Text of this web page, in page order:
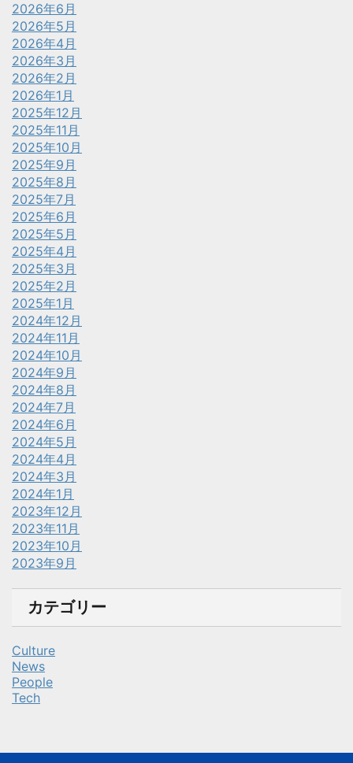
2026年6月
2026年5月
2026年4月
2026年3月
2026年2月
2026年1月
2025年12月
2025年11月
2025年10月
2025年9月
2025年8月
2025年7月
2025年6月
2025年5月
2025年4月
2025年3月
2025年2月
2025年1月
2024年12月
2024年11月
2024年10月
2024年9月
2024年8月
2024年7月
2024年6月
2024年5月
2024年4月
2024年3月
2024年1月
2023年12月
2023年11月
2023年10月
2023年9月
カテゴリー
Culture
News
People
Tech